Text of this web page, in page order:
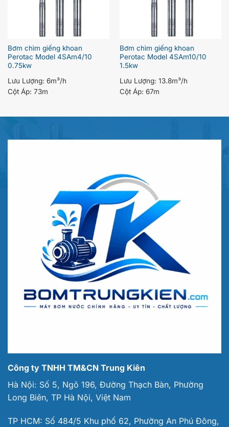
Bơm chìm giếng khoan
Perotac Model 4SAm4/10
0.75kw
Lưu Lượng: 6m³/h
Cột Áp: 73m
Bơm chìm giếng khoan
Perotac Model 4SAm10/10
1.5kw
Lưu Lượng: 13.8m³/h
Cột Áp: 67m
Công ty TNHH TM&CN Trung Kiên
Hà Nội: Số 5, Ngõ 196, Đường Thạch Bàn, Phường
Long Biên, TP Hà Nội, Việt Nam
TP HCM: Số 484/5 Khu phố 62, Phường An Phú Đông,